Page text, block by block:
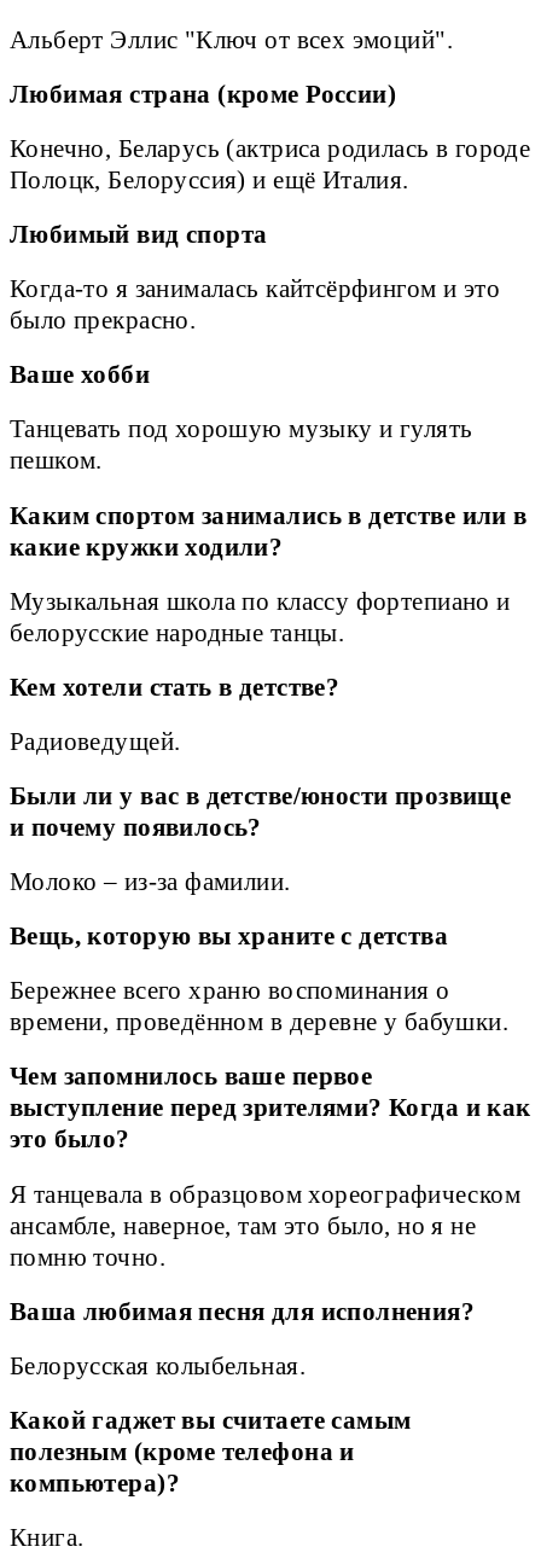
Альберт Эллис "Ключ от всех эмоций".
Любимая страна (кроме России)
Конечно, Беларусь (актриса родилась в городе
Полоцк, Белоруссия) и ещё Италия.
Любимый вид спорта
Когда-то я занималась кайтсёрфингом и это
было прекрасно.
Ваше хобби
Танцевать под хорошую музыку и гулять
пешком.
Каким спортом занимались в детстве или в
какие кружки ходили?
Музыкальная школа по классу фортепиано и
белорусские народные танцы.
Кем хотели стать в детстве?
Радиоведущей.
Были ли у вас в детстве/юности прозвище
и почему появилось?
Молоко – из-за фамилии.
Вещь, которую вы храните с детства
Бережнее всего храню воспоминания о
времени, проведённом в деревне у бабушки.
Чем запомнилось ваше первое
выступление перед зрителями? Когда и как
это было?
Я танцевала в образцовом хореографическом
ансамбле, наверное, там это было, но я не
помню точно.
Ваша любимая песня для исполнения?
Белорусская колыбельная.
Какой гаджет вы считаете самым
полезным (кроме телефона и
компьютера)?
Книга.